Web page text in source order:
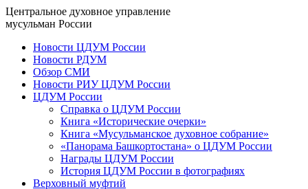
Центральное духовное управление
мусульман России
Новости ЦДУМ России
Новости РДУМ
Обзор СМИ
Новости РИУ ЦДУМ России
ЦДУМ России
Справка о ЦДУМ России
Книга «Исторические очерки»
Книга «Мусульманское духовное собрание»
«Панорама Башкортостана» о ЦДУМ России
Награды ЦДУМ России
История ЦДУМ России в фотографиях
Верховный муфтий